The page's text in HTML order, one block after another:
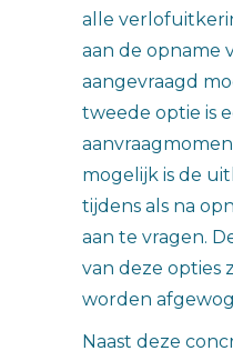
alle
aan de opname
aangevraagd
tweede optie is
mogelijk is de
tijdens als na
aan te vragen.
van deze opties
worden
Naast deze